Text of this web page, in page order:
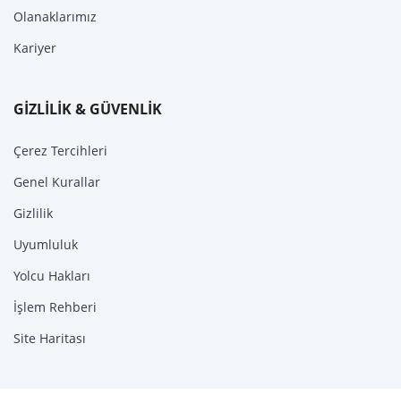
Olanaklarımız
Kariyer
GİZLİLİK & GÜVENLİK
Çerez Tercihleri
Genel Kurallar
Gizlilik
Uyumluluk
Yolcu Hakları
İşlem Rehberi
Site Haritası